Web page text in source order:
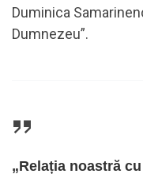
Duminica
Dumnezeu”.
„Relația noastră